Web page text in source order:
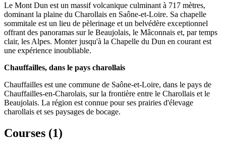
Le Mont Dun est un massif volcanique culminant à 717 mètres,
dominant la plaine du Charollais en Saône-et-Loire. Sa chapelle
sommitale est un lieu de pèlerinage et un belvédère exceptionnel
offrant des panoramas sur le Beaujolais, le Mâconnais et, par temps
clair, les Alpes. Monter jusqu'à la Chapelle du Dun en courant est
une expérience inoubliable.
Chauffailles, dans le pays charollais
Chauffailles est une commune de Saône-et-Loire, dans le pays de
Chauffailles-en-Charolais, sur la frontière entre le Charollais et le
Beaujolais. La région est connue pour ses prairies d'élevage
charollais et ses paysages de bocage.
Courses (1)